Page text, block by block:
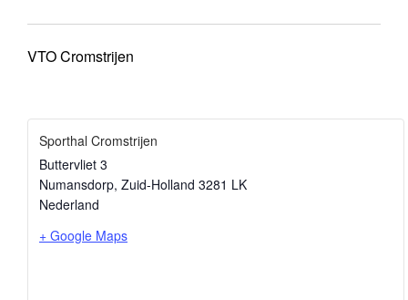
VTO Cromstrijen
Sporthal Cromstrijen
Buttervliet 3
Numansdorp, Zuid-Holland 3281 LK
Nederland
+ Google Maps